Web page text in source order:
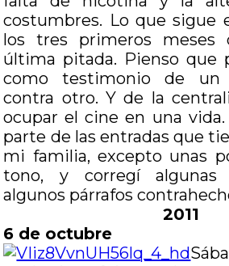
costumbres. Lo que sigue
los tres primeros meses
última pitada. Pienso que
como testimonio de un
contra otro. Y de la
ocupar el cine en una
parte de las entradas que
mi familia, excepto unas
tono, y corregí algunas
algunos párrafos
2011
6 de octubre